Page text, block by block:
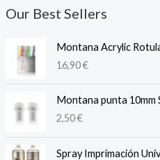
Our Best Sellers
Montana Acrylic
16,90€
Montana punta 10mm
2,50€
Spray Imprimación